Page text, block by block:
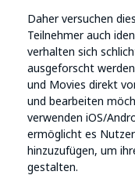
Daher versuchen
Teilnehmer auch
verhalten sich
ausgeforscht
und Movies direkt
und bearbeiten
verwenden iOS/
ermöglicht es
hinzuzufügen, um
gestalten.